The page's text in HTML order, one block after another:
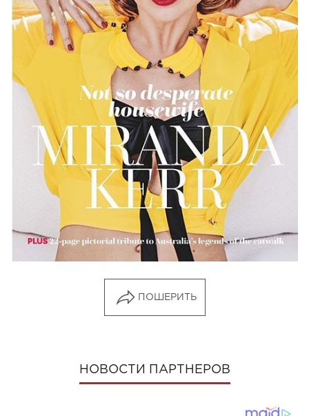
Фото: Instagram
Следите за нашими новостями в соцсетях:
в FacebookиВКонтакте
ПОШЕРИТЬ
НОВОСТИ ПАРТНЕРОВ